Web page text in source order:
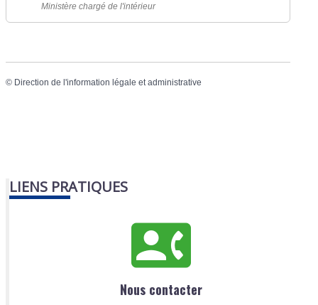
Ministère chargé de l'intérieur
© Direction de l'information légale et administrative
LIENS PRATIQUES
Nous contacter